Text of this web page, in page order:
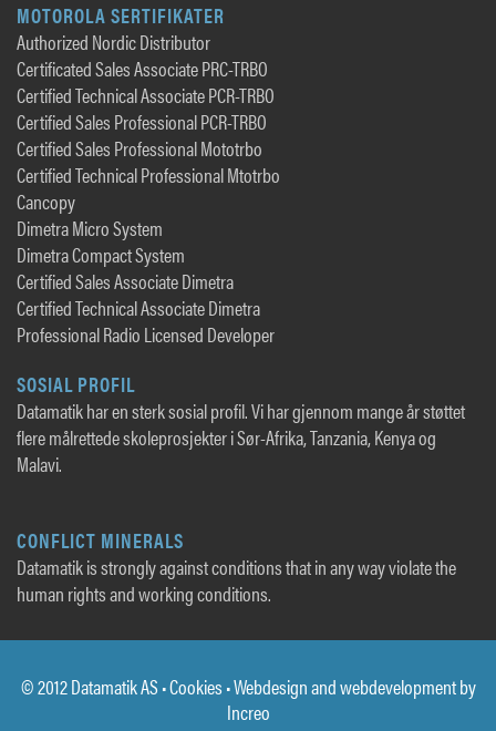
MOTOROLA SERTIFIKATER
Authorized Nordic Distributor
Certificated Sales Associate PRC-TRBO
Certified Technical Associate PCR-TRBO
Certified Sales Professional PCR-TRBO
Certified Sales Professional Mototrbo
Certified Technical Professional Mtotrbo
Cancopy
Dimetra Micro System
Dimetra Compact System
Certified Sales Associate Dimetra
Certified Technical Associate Dimetra
Professional Radio Licensed Developer
SOSIAL PROFIL
Datamatik har en sterk sosial profil. Vi har gjennom mange år støttet
flere målrettede skoleprosjekter i Sør-Afrika, Tanzania, Kenya og
Malavi.
CONFLICT MINERALS
Datamatik is strongly against conditions that in any way violate the
human rights and working conditions.
© 2012 Datamatik AS •Cookies • Webdesign and webdevelopment by
Increo